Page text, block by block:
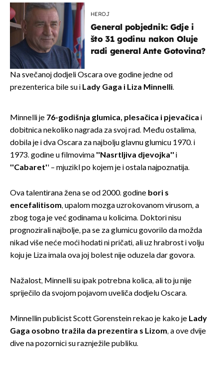
HEROJ
General pobjednik: Gdje i
što 31 godinu nakon Oluje
radi general Ante Gotovina?
Na svečanoj dodjeli Oscara ove godine jedne od
prezenterica bile su i Lady Gaga i Liza Minnelli.
Minnelli je 76-godišnja glumica, plesačica i pjevačica i
dobitnica nekoliko nagrada za svoj rad. Među ostalima,
dobila je i dva Oscara za najbolju glavnu glumicu 1970. i
1973. godine u filmovima ''Nasrtljiva djevojka'' i
''Cabaret'' – mjuzikl po kojem je i ostala najpoznatija.
Ova talentirana žena se od 2000. godine bori s
encefalitisom, upalom mozga uzrokovanom virusom, a
zbog toga je već godinama u kolicima. Doktori nisu
prognozirali najbolje, pa se za glumicu govorilo da možda
nikad više neće moći hodati ni pričati, ali uz hrabrost i volju
koju je Liza imala ova joj bolest nije oduzela dar govora.
Nažalost, Minnelli su ipak potrebna kolica, ali to ju nije
spriječilo da svojom pojavom uveliča dodjelu Oscara.
Minnellin publicist Scott Gorenstein rekao je kako je Lady
Gaga osobno tražila da prezentira s Lizom, a ove dvije
dive na pozornici su raznježile publiku.